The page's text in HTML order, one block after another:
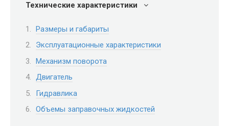
Технические характеристики
Размеры и габариты
Эксплуатационные характеристики
Механизм поворота
Двигатель
Гидравлика
Объемы заправочных жидкостей